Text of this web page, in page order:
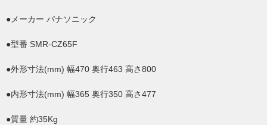
●メーカー パナソニック
●型番 SMR-CZ65F
●外形寸法(mm) 幅470 奥行463 高さ800
●内形寸法(mm) 幅365 奥行350 高さ477
●質量 約35Kg